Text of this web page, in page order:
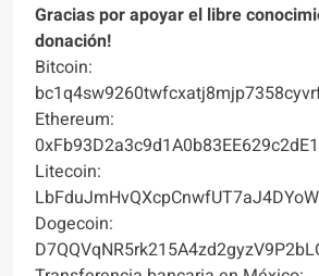
Gracias por apoyar el libre
donación!
Bitcoin:
Ethereum:
Litecoin:
Dogecoin: